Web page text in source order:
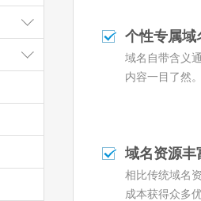
个性专属域
域名自带含义
内容一目了然
域名资源丰
相比传统域名
成本获得众多